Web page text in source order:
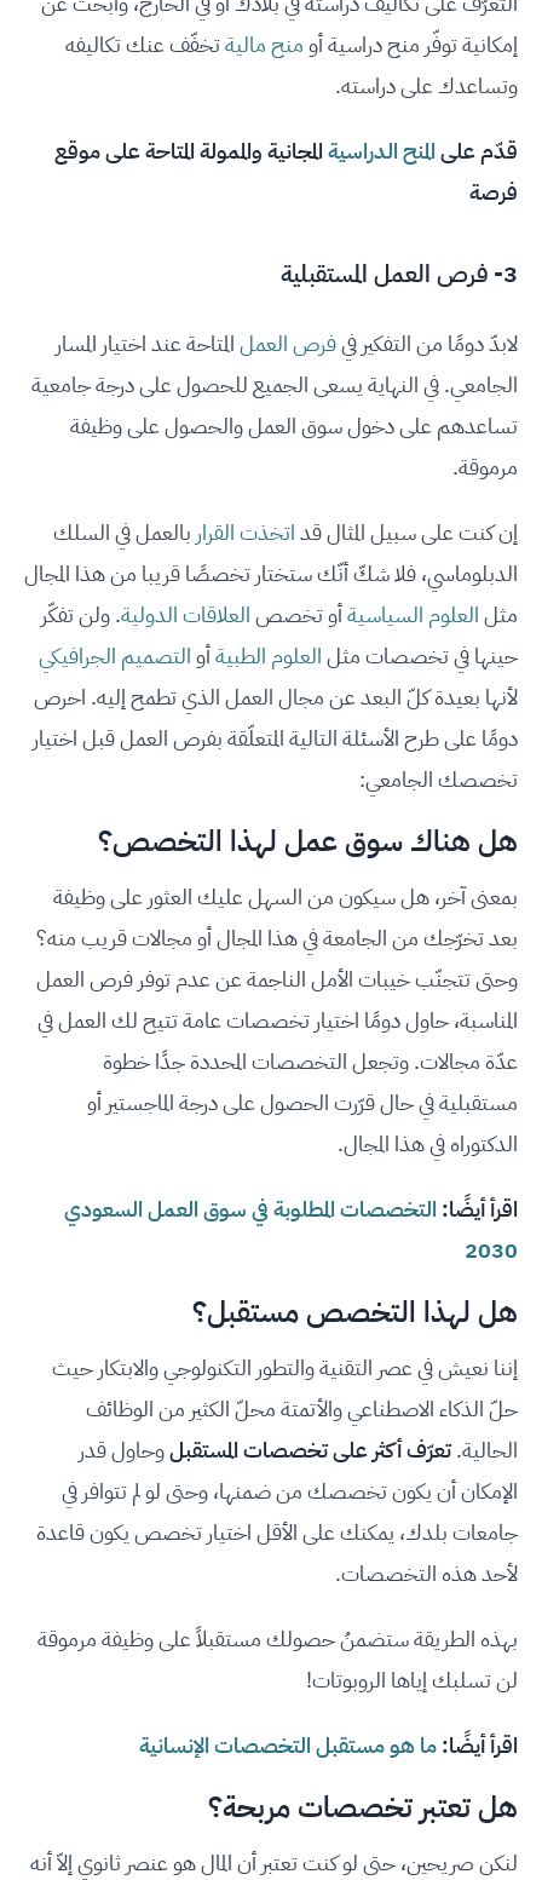
إمكانية توفّر منح دراسية أومنح ماليةتخفّف عنك تكاليفه
وتساعدك على دراسته.
قدّم علىالمنح الدراسيةالمجانية والممولة المتاحة على موقع
فرصة
3- فرص العمل المستقبلية
لابدّ دومًا من التفكير فيفرص العملالمتاحة عند اختيار المسار
الجامعي. في النهاية يسعى الجميع للحصول على درجة جامعية
تساعدهم على دخول سوق العمل والحصول على وظيفة
مرموقة.
إن كنت على سبيل المثال قداتخذت القرار بالعمل في السلك
الدبلوماسي، فلا شكّ أنّك ستختار تخصصًا قريبا من هذا المجال
مثلالعلوم السياسيةأو تخصصالعلاقات الدولية. ولن تفكّر
حينها في تخصصات مثلالعلوم الطبيةأوالتصميم الجرافيكي
لأنها بعيدة كلّ البعد عن مجال العمل الذي تطمح إليه. احرص
دومًا على طرح الأسئلة التالية المتعلّقة بفرص العمل قبل اختيار
تخصصك الجامعي:
هل هناك سوق عمل لهذا التخصص؟
بمعنى آخر، هل سيكون من السهل عليك العثور على وظيفة
بعد تخرّجك من الجامعة في هذا المجال أو مجالات قريب منه؟
وحتى تتجنّب خيبات الأمل الناجمة عن عدم توفر فرص العمل
المناسبة، حاول دومًا اختيار تخصصات عامة تتيح لك العمل في
عدّة مجالات. وتجعل التخصصات المحددة جدًا خطوة
مستقبلية في حال قرّرت الحصول على درجة الماجستير أو
الدكتوراه في هذا المجال.
اقرأ أيضًا: التخصصات المطلوبة في سوق العمل السعودي
2030
هل لهذا التخصص مستقبل؟
إننا نعيش في عصر التقنية والتطور التكنولوجي والابتكار حيث
حلّ الذكاء الاصطناعي والأتمتة محلّ الكثير من الوظائف
الحالية.تعرّف أكثر على تخصصات المستقبلوحاول قدر
الإمكان أن يكون تخصصك من ضمنها، وحتى لو لم تتوافر في
جامعات بلدك، يمكنك على الأقل اختيار تخصص يكون قاعدة
لأحد هذه التخصصات.
بهذه الطريقة ستضمنُ حصولك مستقبلاً على وظيفة مرموقة
لن تسلبك إياها الروبوتات!
اقرأ أيضًا:ما هو مستقبل التخصصات الإنسانية
هل تعتبر تخصصات مربحة؟
لنكن صريحين، حتى لو كنت تعتبر أن المال هو عنصر ثانوي إلاّ أنه